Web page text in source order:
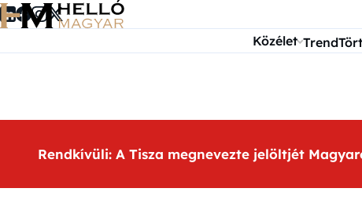
Ugrás a tartalomra
Közélet Trend
Rendkívüli: A Tisza megnevezte jelöltjét